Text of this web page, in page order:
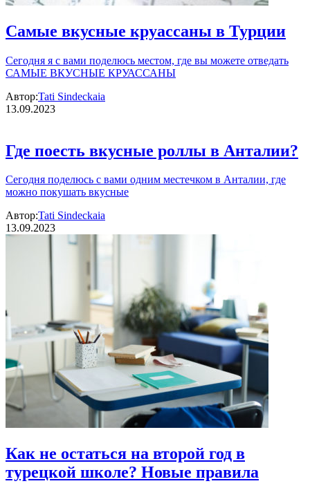
Самые вкусные круассаны в Турции
Сегодня я с вами поделюсь местом, где вы можете отведать
САМЫЕ ВКУСНЫЕ КРУАССАНЫ
Автор:Tati Sindeckaia
13.09.2023
Где поесть вкусные роллы в Анталии?
Сегодня поделюсь с вами одним местечком в Анталии, где
можно покушать вкусные
Автор:Tati Sindeckaia
13.09.2023
Как не остаться на второй год в
турецкой школе? Новые правила